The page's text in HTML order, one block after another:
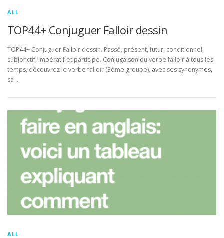
ALL
TOP44+ Conjuguer Falloir dessin
TOP44+ Conjuguer Falloir dessin. Passé, présent, futur, conditionnel,
subjonctif, impératif et participe. Conjugaison du verbe falloir à tous les
temps, découvrez le verbe falloir (3ème groupe), avec ses synonymes,
sa …
ALL